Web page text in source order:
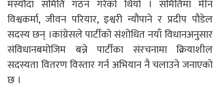
मस्यौदा समिति गठन गरेको थियो । समितिमा मीन
विश्वकर्मा, जीवन परियार, इश्वरी न्यौपाने र प्रदीप पौडेल
सदस्य छन् ।कांग्रेसले पार्टीको संशोधित नयाँ विधानअनुसार
संविधानबमोजिम बन्ने पार्टीका संरचनामा क्रियाशील
सदस्यता वितरण विस्तार गर्न अभियान नै चलाउने जनाएको
छ ।